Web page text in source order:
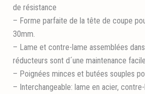
de résistance
– Forme parfaite de la tête de coupe
30mm.
– Lame et contre-lame assemblées
réducteurs sont d´une maintenance
– Poignées minces et butées souples
– Interchangeable: lame en acier,